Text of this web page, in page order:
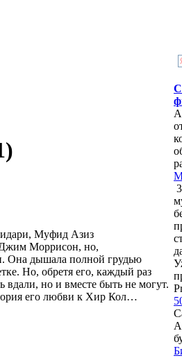
Муфид Азиз
Джим Моррисон, но,
Она дышала полной грудью
Но, обретя его, каждый раз
но и вместе быть не могут.
его любви к Хир Кол…